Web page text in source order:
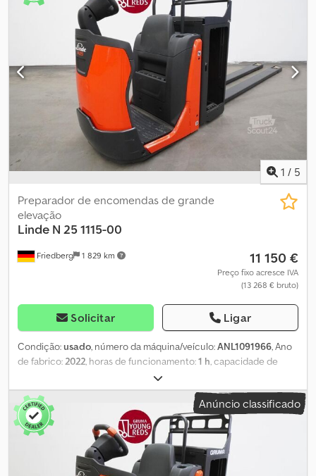
eletricidade
, - Aquamatic a bateria - Conector de veículo REMA
160A - Troca lateral de bateria com rolos - Conversor de tensão -
Execução dos garfos 520 - 1150 mm - Sistema de iluminação com
luzes de posição e circulação, luzes de travão e piscas (LED) -
Suporte com prancheta - Coluna de direção ajustável em altura
Cedpfxezmkf Ij Ah Rerf - Controle de acesso: interruptor com
chave - Condução por toque à direita e à esquerda - LSP 0.6
1 / 5
Friedberg 1 829 km
Preparador de encomendas de grande
elevação
Linde N 25 1115-00
11 150 €
Preço fixo acresce IVA
(13 268 € bruto)
Solicitar Ligar
Condição:usado, número da máquina/veículo:ANL1091966, Ano
de fabrico: 2022 , horas de funcionamento:1 h , capacidade de
, centro de carga:600 mm
620 Ah, tensão da bateria:24 V, largura do suporte de garfos:520
mm, comprimento do garfo: , combustível: eletricidade,
- Aquamatic a bateria - Conector de veículo MRC 160A - Troca
lateral de bateria com rolos - Garfos: 520 - 2400 - 188 mm - Grade
de proteção de carga: 1200 mm acima do solo - Limitador de
velocidade: 12 km/h - Coluna de direção ajustável em altura -
Anúncio classificado